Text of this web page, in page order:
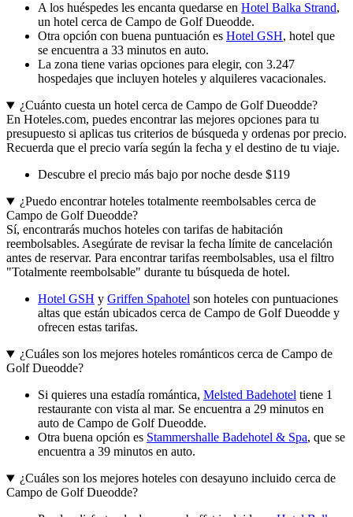
A los huéspedes les encanta quedarse en Hotel Balka Strand,
un hotel cerca de Campo de Golf Dueodde.
Otra opción con buena puntuación es Hotel GSH, hotel que
se encuentra a 33 minutos en auto.
La zona tiene varias opciones para elegir, con 3.247
hospedajes que incluyen hoteles y alquileres vacacionales.
¿Cuánto cuesta un hotel cerca de Campo de Golf Dueodde?
En Hoteles.com, puedes encontrar las mejores opciones para tu
presupuesto si aplicas tus criterios de búsqueda y ordenas por precio.
Recuerda que el precio varía según la fecha y el destino de tu viaje.
Descubre el precio más bajo por noche desde $119
¿Puedo encontrar hoteles totalmente reembolsables cerca de
Campo de Golf Dueodde?
Sí, encontrarás muchos hoteles con tarifas de habitación
reembolsables. Asegúrate de revisar la fecha límite de cancelación
antes de reservar. Para encontrar tarifas reembolsables, usa el filtro
"Totalmente reembolsable" durante tu búsqueda de hotel.
Hotel GSH y Griffen Spahotel son hoteles con puntuaciones
altas que están ubicados cerca de Campo de Golf Dueodde y
ofrecen estas tarifas.
¿Cuáles son los mejores hoteles románticos cerca de Campo de
Golf Dueodde?
Si quieres una estadía romántica, Melsted Badehotel tiene 1
restaurante con vista al mar. Se encuentra a 29 minutos en
auto de Campo de Golf Dueodde.
Otra buena opción es Stammershalle Badehotel & Spa, que se
encuentra a 39 minutos en auto.
¿Cuáles son los mejores hoteles con desayuno incluido cerca de
Campo de Golf Dueodde?